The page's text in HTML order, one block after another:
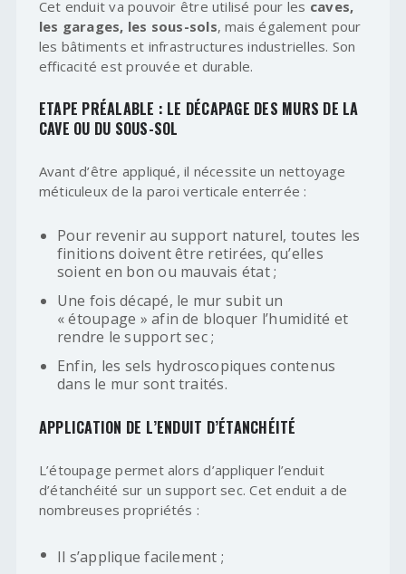
Cet enduit va pouvoir être utilisé pour les caves,
les garages, les sous-sols, mais également pour
les bâtiments et infrastructures industrielles. Son
efficacité est prouvée et durable.
ETAPE PRÉALABLE : LE DÉCAPAGE DES MURS DE LA
CAVE OU DU SOUS-SOL
Avant d’être appliqué, il nécessite un nettoyage
méticuleux de la paroi verticale enterrée :
Pour revenir au support naturel, toutes les
finitions doivent être retirées, qu’elles
soient en bon ou mauvais état ;
Une fois décapé, le mur subit un
« étoupage » afin de bloquer l’humidité et
rendre le support sec ;
Enfin, les sels hydroscopiques contenus
dans le mur sont traités.
APPLICATION DE L’ENDUIT D’ÉTANCHÉITÉ
L’étoupage permet alors d’appliquer l’enduit
d’étanchéité sur un support sec. Cet enduit a de
nombreuses propriétés :
Il s’applique facilement ;